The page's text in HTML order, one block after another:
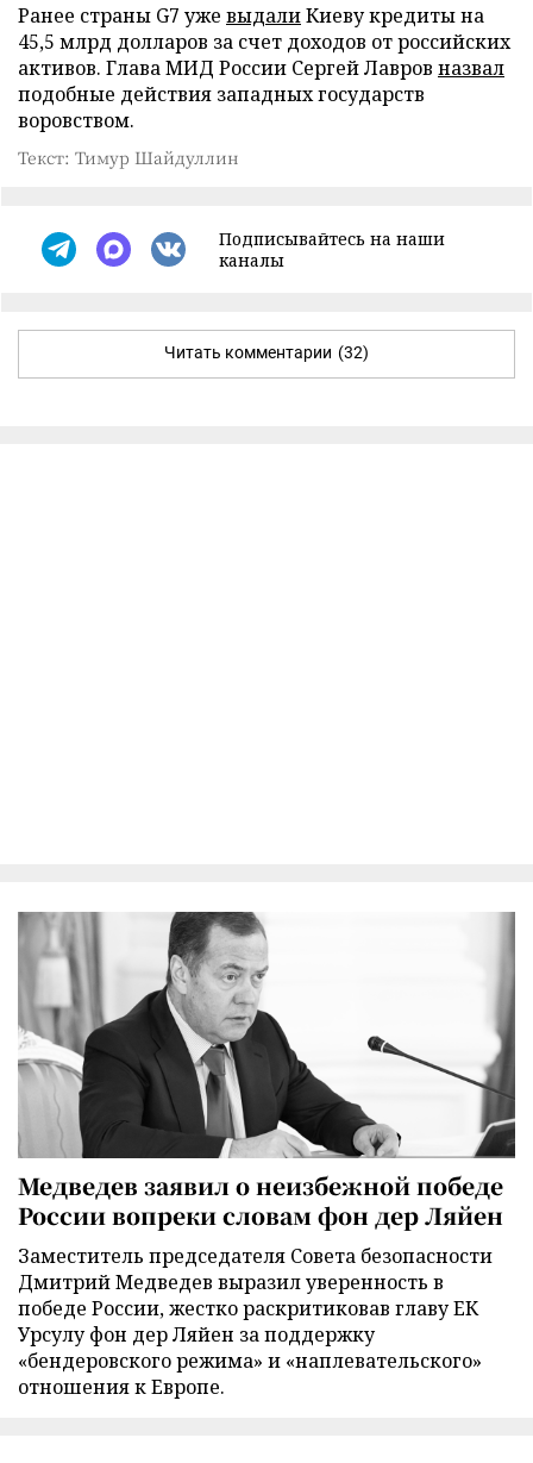
Ранее страны G7 уже выдалиКиеву кредиты на
45,5 млрд долларов за счет доходов от российских
активов. Глава МИД России Сергей Лавров назвал
подобные действия западных государств
воровством.
Текст: Тимур Шайдуллин
Подписывайтесь на наши
каналы
Читать комментарии (32)
Медведев заявил о неизбежной победе
России вопреки словам фон дер Ляйен
Заместитель председателя Совета безопасности
Дмитрий Медведев выразил уверенность в
победе России, жестко раскритиковав главу ЕК
Урсулу фон дер Ляйен за поддержку
«бендеровского режима» и «наплевательского»
отношения к Европе.